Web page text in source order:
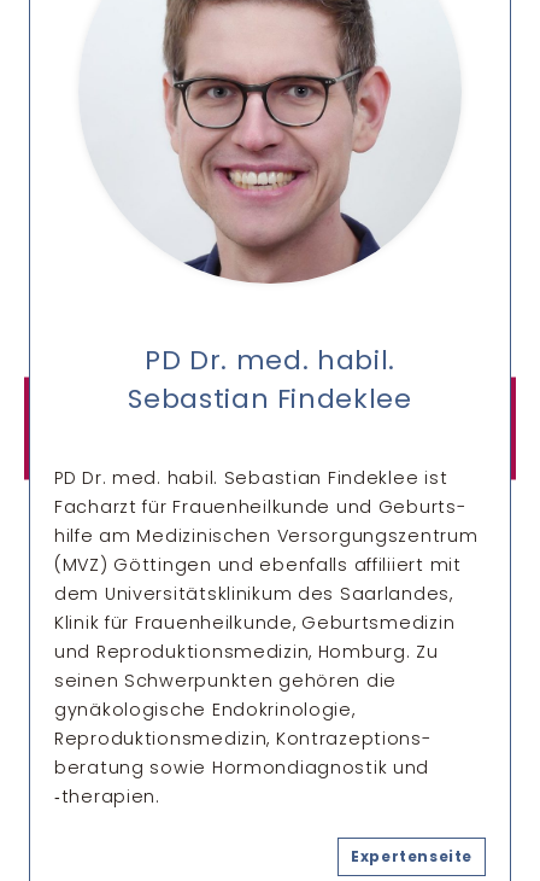
PD Dr. med. habil.
Sebastian Findeklee
PD Dr. med. habil. Sebastian Findeklee ist
Facharzt für Frauen­heil­kunde und Geburts­
hilfe am Medizinischen Versorgungs­zentrum
(MVZ) Göttingen und ebenfalls affiliiert mit
dem Universitäts­klinikum des Saarlandes,
Klinik für Frauen­heilkunde, Geburts­medizin
und Reproduktions­medizin, Homburg. Zu
seinen Schwer­punkten gehören die
gynäkologische Endo­krinologie,
Reproduktions­medizin, Kontrazeptions­
beratung sowie Hormon­diagnostik und
‑therapien.
Expertenseite